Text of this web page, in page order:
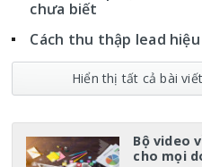
chưa biết
Cách thu thập lead
Hiển thị tất cả bài
Bộ video
cho mọi